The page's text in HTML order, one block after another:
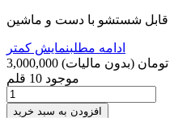
قابل شستشو با دست و ماشین
ادامه مطلبنمایش کمتر
3,000,000 تومان (بدون مالیات)
موجود 10 قلم
افزودن به سبد خرید